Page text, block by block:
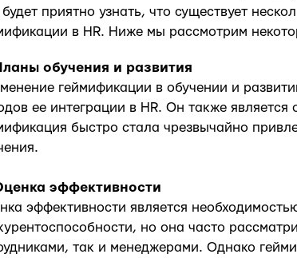
приятно узнать, что существует
в HR. Ниже мы рассмотрим
обучения и развития
геймификации в обучении и
ее интеграции в HR. Он также
быстро стала чрезвычайно
эффективности
эффективности является
но она часто
так и менеджерами. Однако